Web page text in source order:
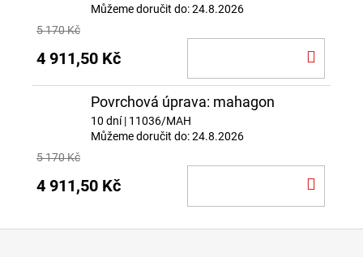
Můžeme doručit do:24.8.2026
5 170 Kč
4 911,50 Kč
Povrchová úprava: mahagon
10 dní| 11036/MAH
Můžeme doručit do:24.8.2026
5 170 Kč
4 911,50 Kč